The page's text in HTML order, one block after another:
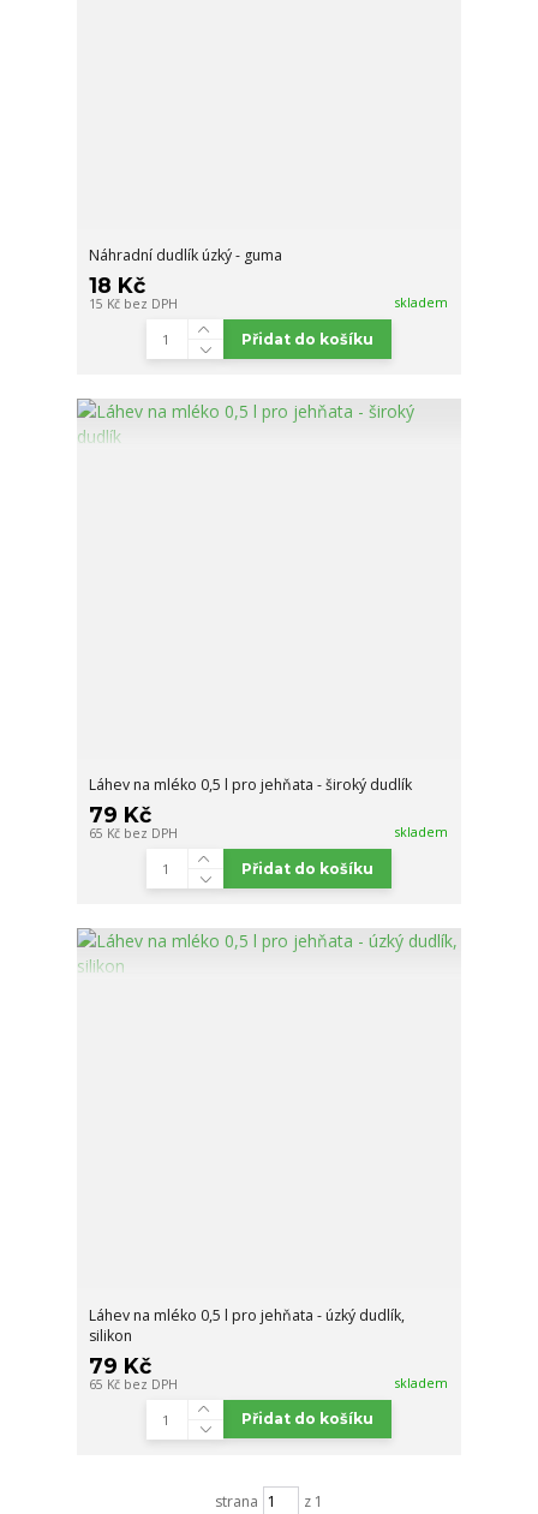
Náhradní dudlík úzký - guma
18 Kč
15 Kč bez DPH skladem
Přidat do košíku
Láhev na mléko 0,5 l pro jehňata - široký dudlík
79 Kč
65 Kč bez DPH skladem
Přidat do košíku
Láhev na mléko 0,5 l pro jehňata - úzký dudlík,
silikon
79 Kč
65 Kč bez DPH skladem
Přidat do košíku
strana z 1